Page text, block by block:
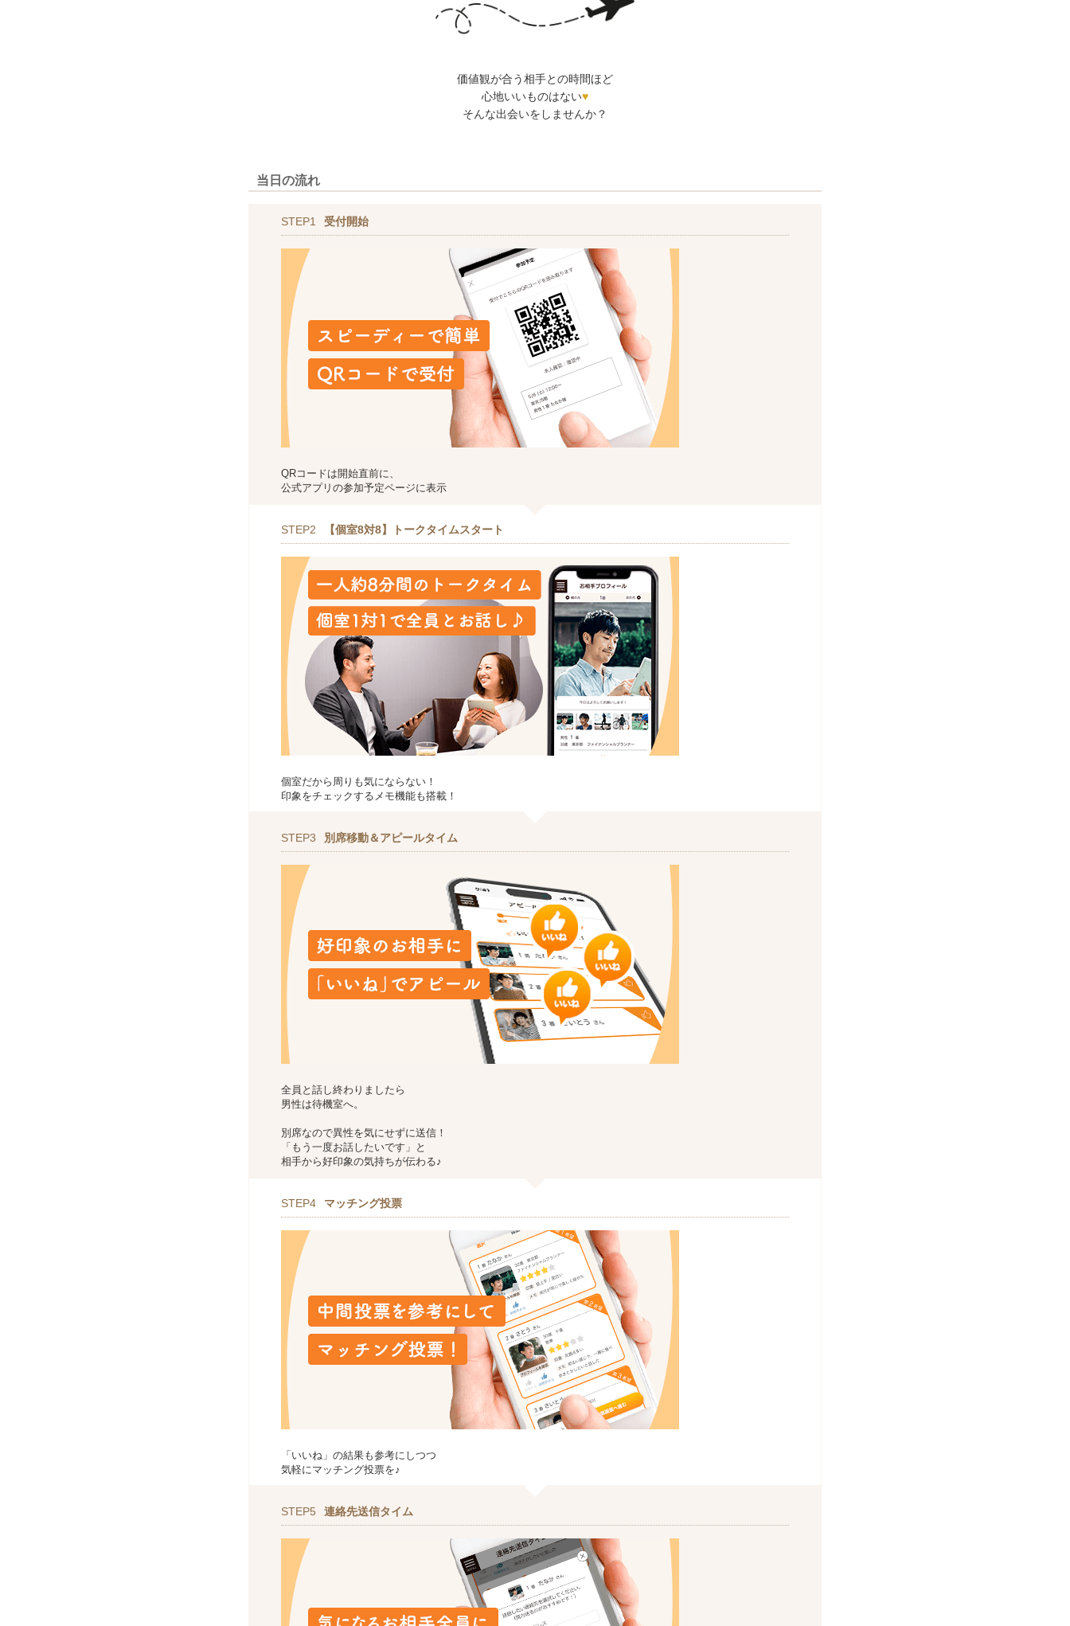
価値観が合う相手との時間ほど
心地いいものはない♥
そんな出会いをしませんか？
当日の流れ
STEP1 受付開始
QRコードは開始直前に、
公式アプリの参加予定ページに表示
STEP2 【個室8対8】トークタイムスタート
個室だから周りも気にならない！
印象をチェックするメモ機能も搭載！
STEP3 別席移動＆アピールタイム
全員と話し終わりましたら
男性は待機室へ。
別席なので異性を気にせずに送信！
「もう一度お話したいです」と
相手から好印象の気持ちが伝わる♪
STEP4 マッチング投票
「いいね」の結果も参考にしつつ
気軽にマッチング投票を♪
STEP5 連絡先送信タイム